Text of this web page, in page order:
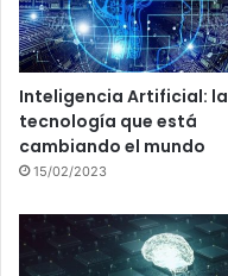
Inteligencia Artificial: la
tecnología que está
cambiando el mundo
15/02/2023